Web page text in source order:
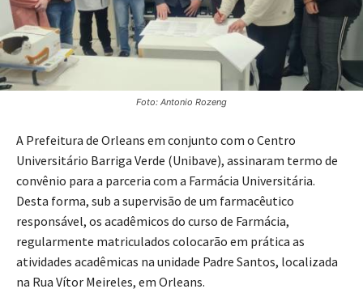
Foto: Antonio Rozeng
A Prefeitura de Orleans em conjunto com o Centro
Universitário Barriga Verde (Unibave), assinaram termo de
convênio para a parceria com a Farmácia Universitária.
Desta forma, sub a supervisão de um farmacêutico
responsável, os acadêmicos do curso de Farmácia,
regularmente matriculados colocarão em prática as
atividades acadêmicas na unidade Padre Santos, localizada
na Rua Vítor Meireles, em Orleans.